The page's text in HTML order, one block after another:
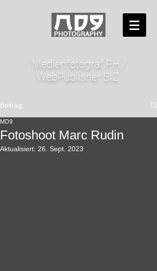
Medienfotograf FH /
WebPublisher SIZ
Beitrag
Fotoshoot Marc Rudin
MD9
Aktualisiert: 26. Sept. 2023